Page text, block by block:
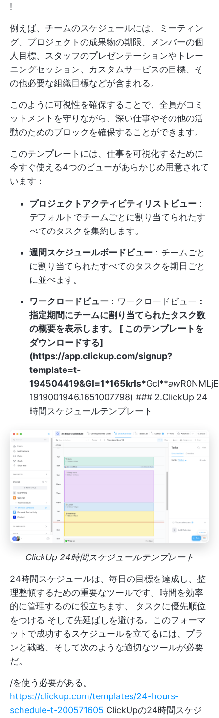
!
例えば、チームのスケジュールには、ミーティン
グ、プロジェクトの成果物の期限、メンバーの個
人目標、スタッフのプレゼンテーションやトレー
ニングセッション、カスタムサービスの目標、そ
の他必要な組織目標などが含まれる。
このように可視性を確保することで、全員がコミ
ットメントを守りながら、深い仕事やその他の活
動のためのブロックを確保することができます。
このテンプレートには、仕事を可視化するために
今すぐ使える4つのビューがあらかじめ用意されて
います：
プロジェクトアクティビティリストビュー ：
デフォルトでチームごとに割り当てられたす
べてのタスクを集約します。
週間スケジュールボードビュー ：チームごと
に割り当てられたすべてのタスクを期日ごと
に並べます。
ワークロードビュー ：ワークロードビュー ：
指定期間にチームに割り当てられたタスク数
の概要を表示します。 [ このテンプレートを
ダウンロードする]
(https://app.clickup.com/signup?
template=t-
194504419&Gl=1*165krls*Gcl**aw
1919001946.1651007798) ### 2.ClickUp 24
時間スケジュールテンプレート
ClickUp 24時間スケジュールテンプレート
24時間スケジュールは、毎日の目標を達成し、整
理整頓するための重要なツールです。時間を効率
的に管理するのに役立ちます、 タスクに優先順位
をつける そして先延ばしを避ける。このフォーマ
ットで成功するスケジュールを立てるには、プラ
ンと戦略、そして次のような適切なツールが必要
だ。
/を使う必要がある。
https://clickup.com/templates/24-hours-
schedule-t-200571605 ClickUpの24時間スケジ